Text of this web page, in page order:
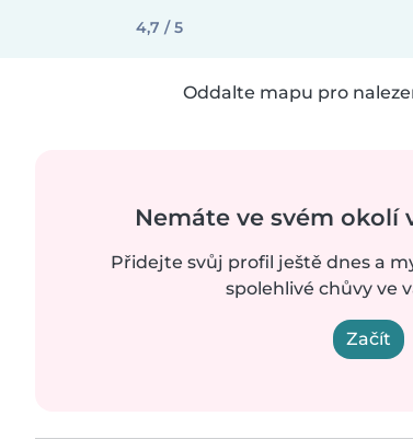
4,7 / 5
Oddalte mapu pro
Nemáte ve svém okolí
Přidejte svůj profil ještě dnes a
spolehlivé chůvy ve
Začít